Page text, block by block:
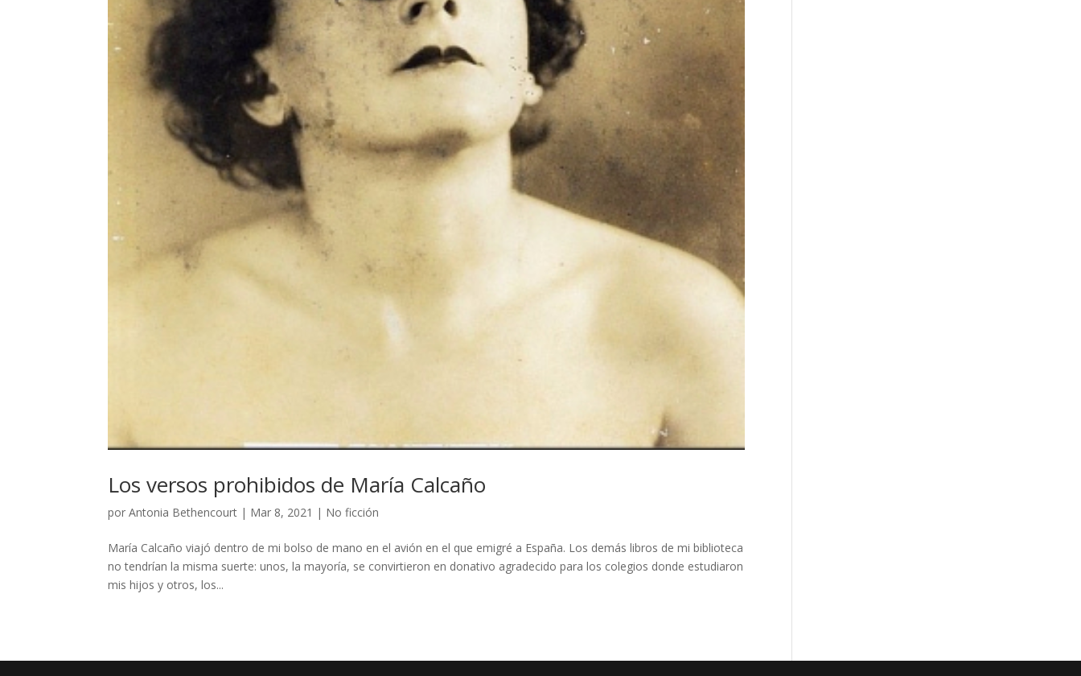
Los versos prohibidos de María Calcaño
porAntonia Bethencourt | Mar 8, 2021 | No ficción
María Calcaño viajó dentro de mi bolso de mano en el avión en el que emigré a España. Los demás libros de mi biblioteca
no tendrían la misma suerte: unos, la mayoría, se convirtieron en donativo agradecido para los colegios donde estudiaron
mis hijos y otros, los...